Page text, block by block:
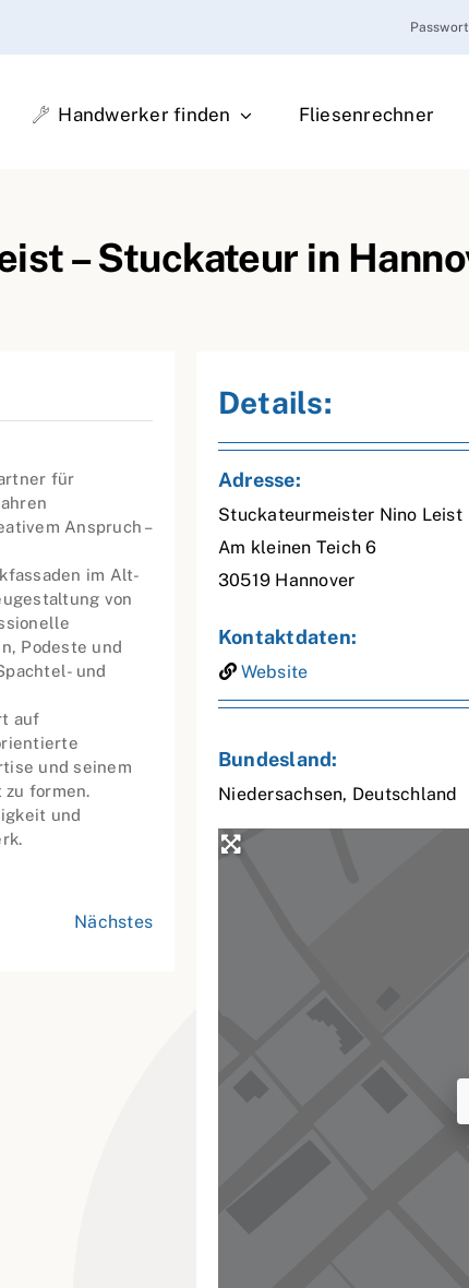
Handwerker finden Fliesenrechner
– Stuckateur in
für
Anspruch –
im Alt-
von
Podeste und
und
auf
und seinem
formen.
und
Nächstes
Details:
Adresse:
Stuckateurmeister Nino Leist
Am kleinen Teich 6
30519 Hannover
Kontaktdaten:
Website
Bundesland:
Niedersachsen, Deutschland